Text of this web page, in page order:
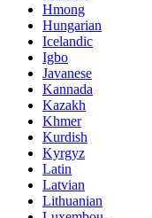
Hmong
Hungarian
Icelandic
Igbo
Javanese
Kannada
Kazakh
Khmer
Kurdish
Kyrgyz
Latin
Latvian
Lithuanian